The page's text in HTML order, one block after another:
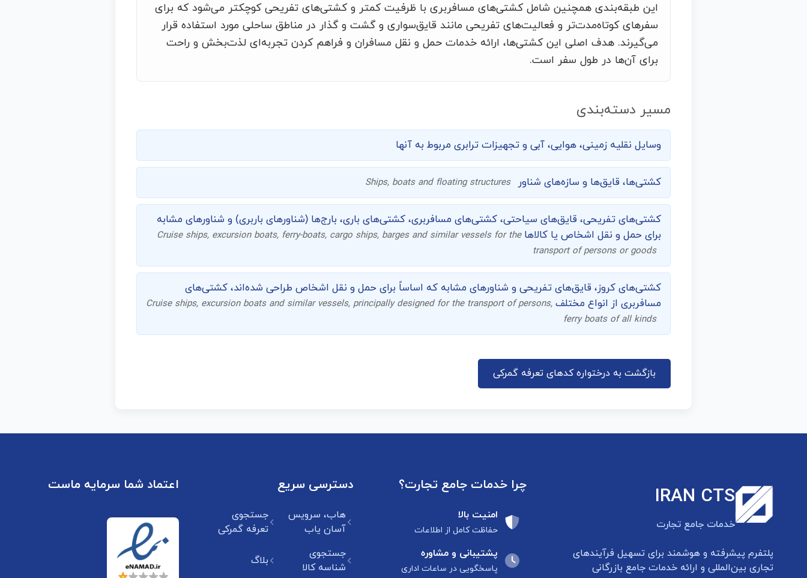
این طبقه‌بندی همچنین شامل کشتی‌های مسافربری با ظرفیت کمتر و کشتی‌های تفریحی کوچکتر می‌شود که برای
سفرهای کوتاه‌مدت‌تر و فعالیت‌های تفریحی مانند قایق‌سواری و گشت و گذار در مناطق ساحلی مورد استفاده قرار
می‌گیرند. هدف اصلی این کشتی‌ها، ارائه خدمات حمل و نقل مسافران و فراهم کردن تجربه‌ای لذت‌بخش و راحت
برای آن‌ها در طول سفر است.
مسیر دسته‌بندی
وسایل نقلیه زمینی، هوایی، آبی و تجهیزات ترابری مربوط به آنها
کشتی‌ها، قایق‌ها و سازه‌های شناور Ships, boats and floating structures
کشتی‌های تفریحی، قایق‌های سیاحتی، کشتی‌های مسافربری، کشتی‌های باری، بارج‌ها (شناورهای باربری) و شناورهای مشابه
برای حمل و نقل اشخاص یا کالاهاCruise ships, excursion boats, ferry-boats, cargo ships, barges and similar vessels for the
transport of persons or goods
کشتی‌های کروز، قایق‌های تفریحی و شناورهای مشابه که اساساً برای حمل و نقل اشخاص طراحی شده‌اند، کشتی‌های
مسافربری از انواع مختلف Cruise ships, excursion boats and similar vessels, principally designed for the transport of persons,
ferry boats of all kinds
بازگشت به درختواره کدهای تعرفه گمرکی
IRAN CTS
خدمات جامع تجارت
پلتفرم پیشرفته و هوشمند برای تسهیل فرآیندهای
تجاری بین‌المللی و ارائه خدمات جامع بازرگانی
چرا خدمات جامع تجارت؟
امنیت بالا
حفاظت کامل از اطلاعات
پشتیبانی و مشاوره
پاسخگویی در ساعات اداری
دسترسی سریع
هاب، سرویس
آسان یاب
جستجوی
تعرفه گمرکی
جستجوی
شناسه کالا
بلاگ
اعتماد شما سرمایه ماست